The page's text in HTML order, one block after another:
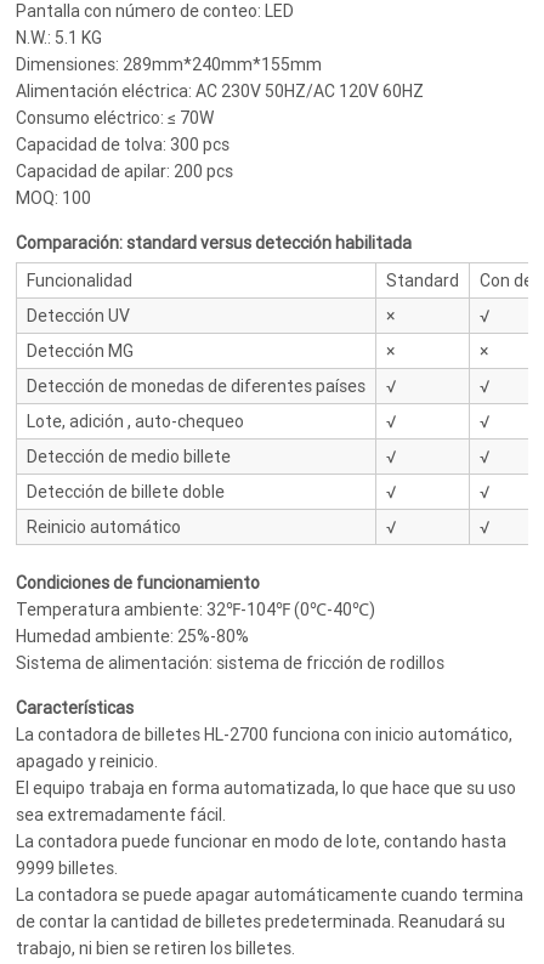
Pantalla con número de conteo: LED
N.W.: 5.1 KG
Dimensiones: 289mm*240mm*155mm
Alimentación eléctrica: AC 230V 50HZ/AC 120V 60HZ
Consumo eléctrico: ≤ 70W
Capacidad de tolva: 300 pcs
Capacidad de apilar: 200 pcs
MOQ: 100
Comparación: standard versus detección habilitada
Funcionalidad
Standard
Con
Detección UV
×
√
Detección MG
×
×
Detección de monedas de diferentes países
√
√
Lote, adición , auto-chequeo
√
√
Detección de medio billete
√
√
Detección de billete doble
√
√
Reinicio automático
√ √
Condiciones de funcionamiento
Temperatura ambiente: 32℉-104℉ (0℃-40℃)
Humedad ambiente: 25%-80%
Sistema de alimentación: sistema de fricción de rodillos
Características
La contadora de billetes HL-2700 funciona con inicio automático,
apagado y reinicio.
El equipo trabaja en forma automatizada, lo que hace que su uso
sea extremadamente fácil.
La contadora puede funcionar en modo de lote, contando hasta
9999 billetes.
La contadora se puede apagar automáticamente cuando termina
de contar la cantidad de billetes predeterminada. Reanudará su
trabajo, ni bien se retiren los billetes.